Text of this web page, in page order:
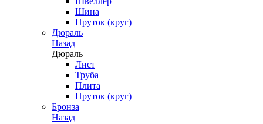
Шина
Пруток (круг)
Дюраль
Назад
Дюраль
Лист
Труба
Плита
Пруток (круг)
Бронза
Назад